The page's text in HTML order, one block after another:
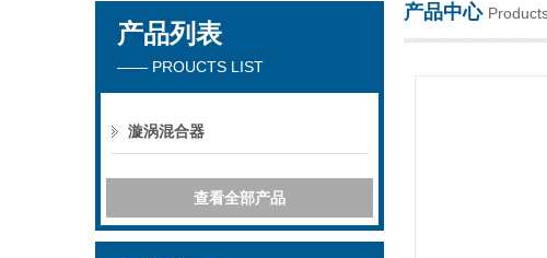
海门市其林贝尔仪器制造有限公司
产品列表
—— PROUCTS LIST
漩涡混合器
查看全部产品
产品中心